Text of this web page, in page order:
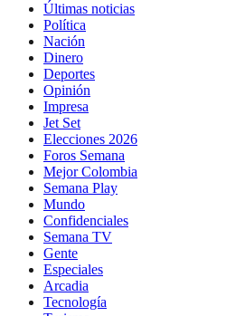
Últimas noticias
Política
Nación
Dinero
Deportes
Opinión
Impresa
Jet Set
Elecciones 2026
Foros Semana
Mejor Colombia
Semana Play
Mundo
Confidenciales
Semana TV
Gente
Especiales
Arcadia
Tecnología